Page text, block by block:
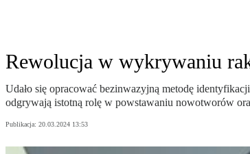
Rewolucja w wykrywaniu
Udało się opracować bezinwazyjną metodę
odgrywają istotną rolę w powstawaniu nowotworów
Publikacja: 20.03.2024 13:53